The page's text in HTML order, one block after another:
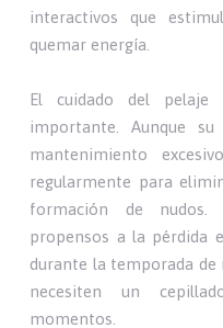
interactivos que
quemar energía.
El cuidado del
importante. Aunque
mantenimiento
regularmente para
formación de nudos.
propensos a la pérdida
durante la temporada de
necesiten un
momentos.